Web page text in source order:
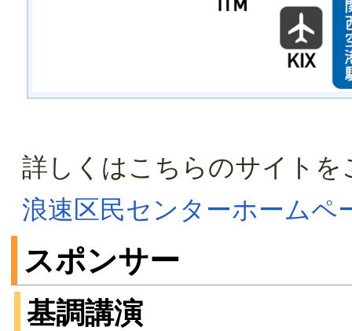
詳しくはこちらのサイトを
浪速区民センターホームペ
スポンサー
基調講演